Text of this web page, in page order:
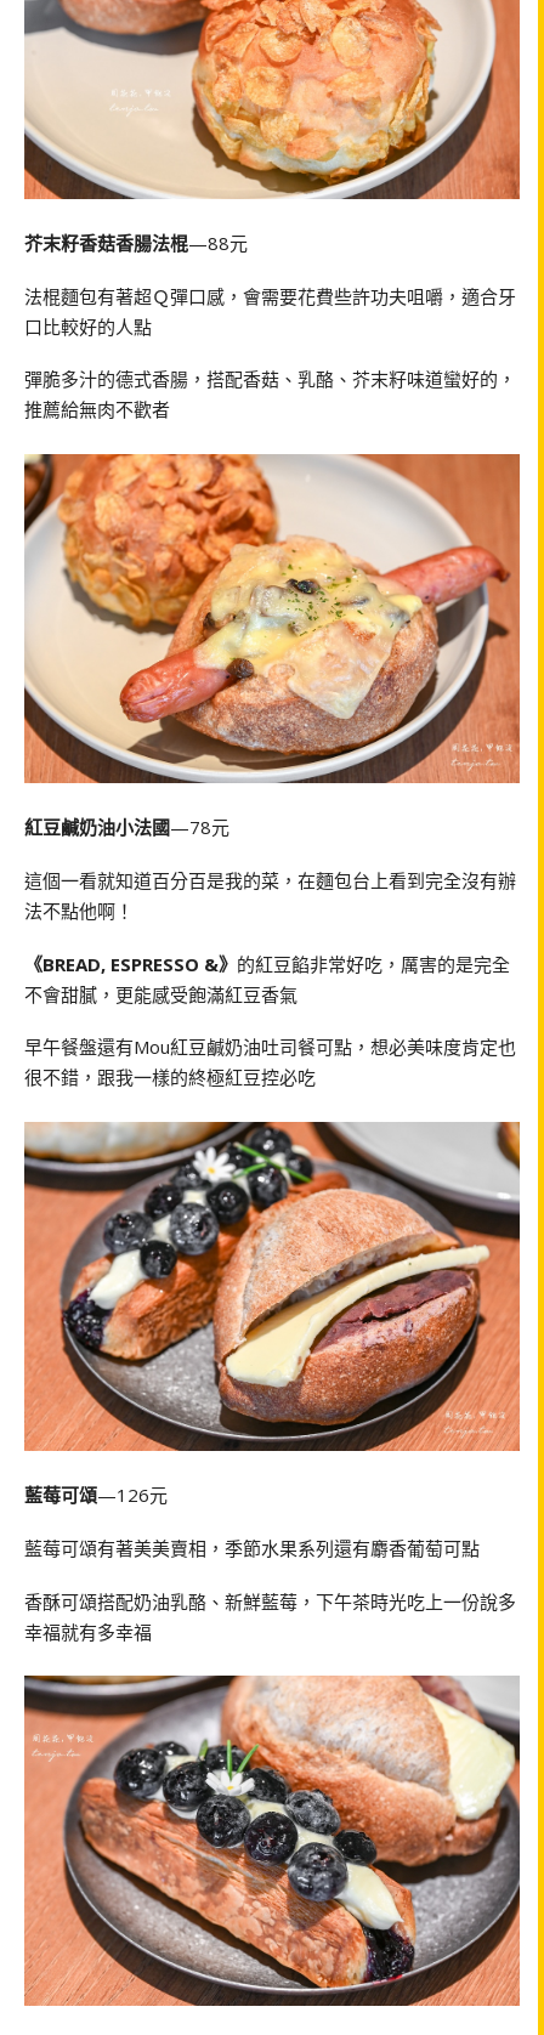
芥末籽香菇香腸法棍—88元
法棍麵包有著超Ｑ彈口感，會需要花費些許功夫咀嚼，適合牙
口比較好的人點
彈脆多汁的德式香腸，搭配香菇、乳酪、芥末籽味道蠻好的，
推薦給無肉不歡者
紅豆鹹奶油小法國—78元
這個一看就知道百分百是我的菜，在麵包台上看到完全沒有辦
法不點他啊！
《BREAD, ESPRESSO &》 的紅豆餡非常好吃，厲害的是完全
不會甜膩，更能感受飽滿紅豆香氣
早午餐盤還有Mou紅豆鹹奶油吐司餐可點，想必美味度肯定也
很不錯，跟我一樣的終極紅豆控必吃
藍莓可頌—126元
藍莓可頌有著美美賣相，季節水果系列還有麝香葡萄可點
香酥可頌搭配奶油乳酪、新鮮藍莓，下午茶時光吃上一份說多
幸福就有多幸福